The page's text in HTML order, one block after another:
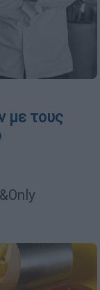
με τους